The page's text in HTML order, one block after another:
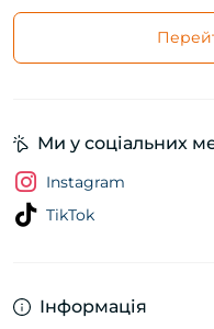
Інформація
Ми у соціальних
Instagram
TikTok